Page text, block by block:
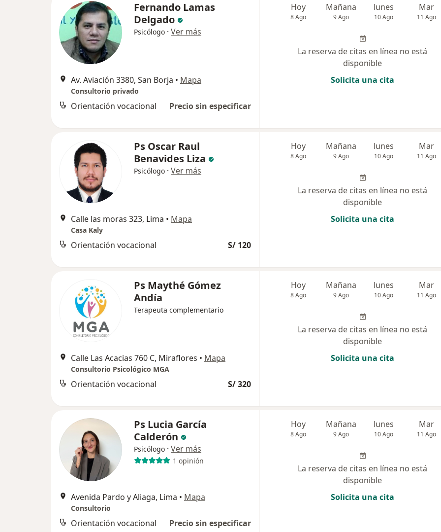
Fernando Lamas
Delgado
Psicólogo · Ver más
Av. Aviación 3380, San Borja • Mapa
Consultorio privado
Orientación vocacional Precio sin especificar
Hoy
8 Ago
Mañana
9 Ago
lunes
10 Ago
Mar
11 Ago
La reserva de citas en línea no está
disponible
Solicita una cita
Ps Oscar Raul
Benavides Liza
Psicólogo · Ver más
Calle las moras 323, Lima • Mapa
Casa Kaly
Orientación vocacional S/ 120
Hoy
8 Ago
Mañana
9 Ago
lunes
10 Ago
Mar
11 Ago
La reserva de citas en línea no está
disponible
Solicita una cita
Ps Maythé Gómez
Andía
Terapeuta complementario
Calle Las Acacias 760 C, Miraflores • Mapa
Consultorio Psicológico MGA
Orientación vocacional S/ 320
Hoy
8 Ago
Mañana
9 Ago
lunes
10 Ago
Mar
11 Ago
La reserva de citas en línea no está
disponible
Solicita una cita
Ps Lucia García
Calderón
Psicólogo · Ver más
1 opinión
Avenida Pardo y Aliaga, Lima • Mapa
Consultorio
Orientación vocacional Precio sin especificar
Hoy
8 Ago
Mañana
9 Ago
lunes
10 Ago
Mar
11 Ago
La reserva de citas en línea no está
disponible
Solicita una cita